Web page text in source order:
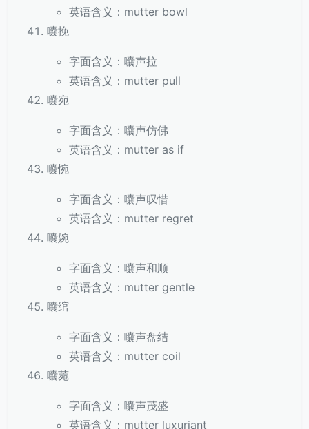
英语含义：mutter bowl
囔挽
字面含义：囔声拉
英语含义：mutter pull
囔宛
字面含义：囔声仿佛
英语含义：mutter as if
囔惋
字面含义：囔声叹惜
英语含义：mutter regret
囔婉
字面含义：囔声和顺
英语含义：mutter gentle
囔绾
字面含义：囔声盘结
英语含义：mutter coil
囔菀
字面含义：囔声茂盛
英语含义：mutter luxuriant